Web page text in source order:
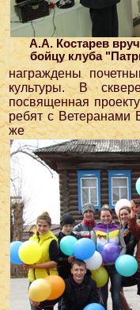
А.А. Костарев
бойцу клуба
награждены
культуры. В
посвященная
ребят с Ветеранами
же